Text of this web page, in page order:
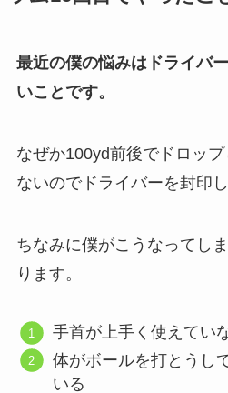
最近の僕の悩みはドライバ
いことです。
なぜか100yd前後でドロッ
ないのでドライバーを封印
ちなみに僕がこうなってし
ります。
手首が上手く使えてい
体がボールを打とうし
いる